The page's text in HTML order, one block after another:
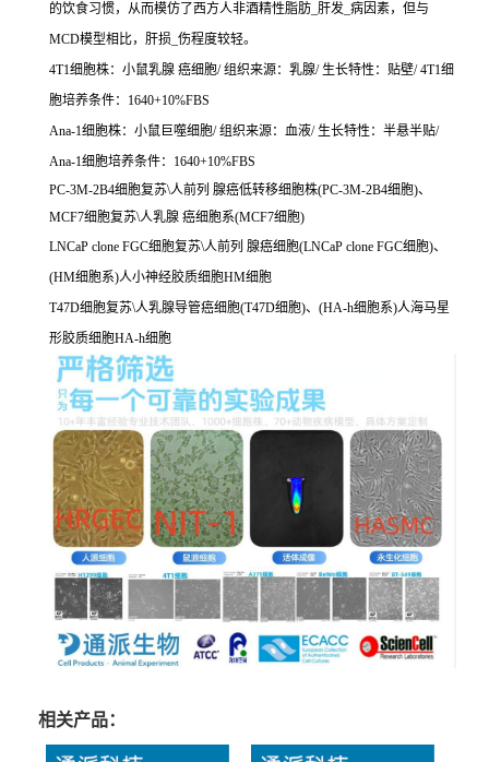
的饮食习惯，从而模仿了西方人非酒精性脂肪_肝发_病因素，但与
MCD模型相比，肝损_伤程度较轻。
4T1细胞株：小鼠乳腺 癌细胞/ 组织来源：乳腺/ 生长特性：贴壁/ 4T1细
胞培养条件：1640+10%FBS
Ana-1细胞株：小鼠巨噬细胞/ 组织来源：血液/ 生长特性：半悬半贴/
Ana-1细胞培养条件：1640+10%FBS
PC-3M-2B4细胞复苏\人前列 腺癌低转移细胞株(PC-3M-2B4细胞)、
MCF7细胞复苏\人乳腺 癌细胞系(MCF7细胞)
LNCaP clone FGC细胞复苏\人前列 腺癌细胞(LNCaP clone FGC细胞)、
(HM细胞系)人小神经胶质细胞HM细胞
T47D细胞复苏\人乳腺导管癌细胞(T47D细胞)、(HA-h细胞系)人海马星
形胶质细胞HA-h细胞
相关产品：